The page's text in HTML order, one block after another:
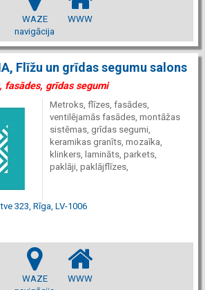
WAZE
navigācija
WWW
Flīžu un grīdas segumu salons
fasādes, grīdas segumi
Metroks, flīzes, fasādes,
ventilējamās fasādes, montāžas
sistēmas, grīdas segumi,
keramikas granīts, mozaīka,
klinkers, lamināts, parkets,
paklāji, paklājflīzes,
323, Rīga, LV-1006
WAZE
WWW